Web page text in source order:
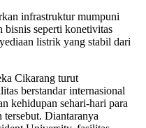
infrastruktur mumpuni
bisnis seperti konetivitas
listrik yang stabil dari
Cikarang turut
berstandar internasional
kehidupan sehari-hari para
Diantaranya